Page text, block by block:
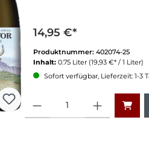
14,95 €*
Produktnummer: 402074-25
Inhalt: 0.75 Liter (19,93 €* / 1 Liter)
Sofort verfügbar, Lieferzeit: 1-3